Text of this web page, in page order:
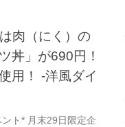
肉（にく）の
丼」が690円！
用！ -洋風ダイ
ト* 月末29日限定企